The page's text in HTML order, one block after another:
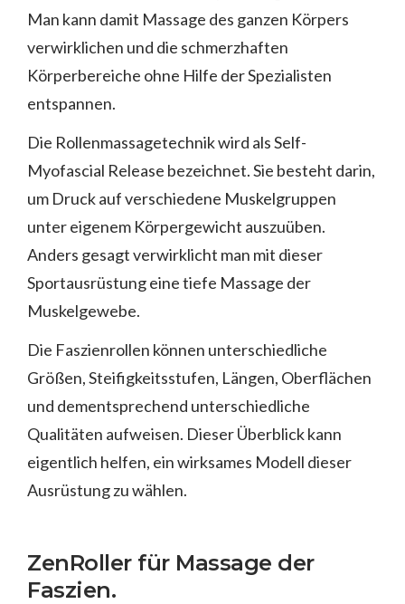
Man kann damit Massage des ganzen Körpers
verwirklichen und die schmerzhaften
Körperbereiche ohne Hilfe der Spezialisten
entspannen.
Die Rollenmassagetechnik wird als Self-
Myofascial Release bezeichnet. Sie besteht darin,
um Druck auf verschiedene Muskelgruppen
unter eigenem Körpergewicht auszuüben.
Anders gesagt verwirklicht man mit dieser
Sportausrüstung eine tiefe Massage der
Muskelgewebe.
Die Faszienrollen können unterschiedliche
Größen, Steifigkeitsstufen, Längen, Oberflächen
und dementsprechend unterschiedliche
Qualitäten aufweisen. Dieser Überblick kann
eigentlich helfen, ein wirksames Modell dieser
Ausrüstung zu wählen.
ZenRoller für Massage der
Faszien.